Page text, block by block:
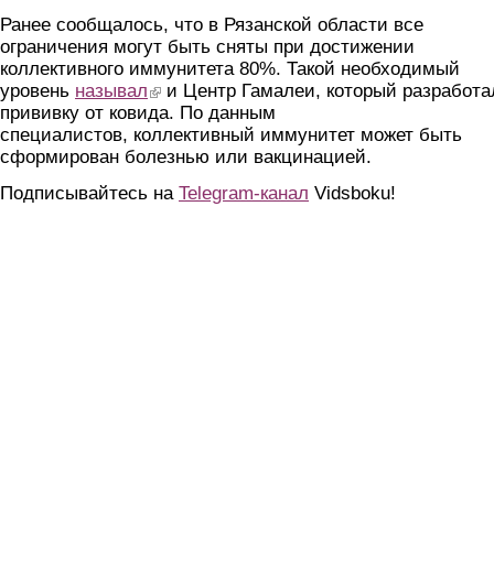
Ранее сообщалось, что в Рязанской области все
ограничения могут быть сняты при достижении
коллективного иммунитета 80%. Такой необходимый
уровень называл (link is external)
и Центр Гамалеи, который
прививку от ковида. По данным
специалистов, коллективный иммунитет может быть
сформирован болезнью или вакцинацией.
Подписывайтесь на Telegram-канал Vidsboku!